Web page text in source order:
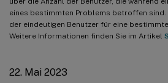
eines bestimmten Problems betroffen sind.
der eindeutigen Benutzer für eine
Weitere Informationen finden Sie im Artikel
22. Mai 2023